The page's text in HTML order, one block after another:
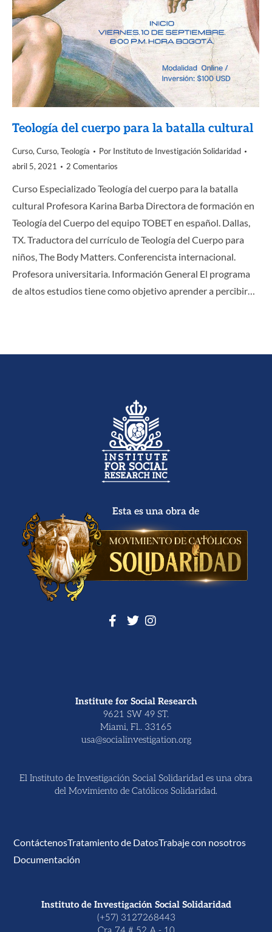
Teología del cuerpo para la batalla cultural
Curso, Curso, Teología Por Instituto de Investigación Solidaridad
abril 5, 2021
2 Comentarios
Curso Especializado Teología del cuerpo para la batalla
cultural Profesora Karina Barba Directora de formación en
Teología del Cuerpo del equipo TOBET en español. Dallas,
TX. Traductora del currículo de Teología del Cuerpo para
niños, The Body Matters. Conferencista internacional.
Profesora universitaria. Información General El programa
de altos estudios tiene como objetivo aprender a percibir…
Esta es una obra de
Institute for Social Research
9621 SW 49 ST.
Miami, Fl.. 33165
usa@socialinvestigation.org
El Instituto de Investigación Social Solidaridad es una obra
del Movimiento de Católicos Solidaridad.
ContáctenosTratamiento de DatosTrabaje con nosotros
Documentación
Instituto de Investigación Social Solidaridad
(+57) 3127268443